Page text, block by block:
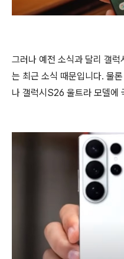
그러나 예전 소식과 달리 갤
는 최근 소식 때문입니다. 물
나 갤럭시S26 울트라 모델에